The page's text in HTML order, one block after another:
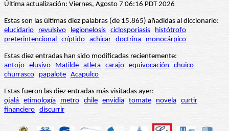
Última actualización: Viernes, Agosto 7 06:16 PDT 2026
Estas son las últimas diez palabras (de 15.865) añadidas al diccionario:
elucidario
revulsivo legionelosis ciclosporiasis
histótrofo
preterintencional críptido achicar doctrina monocárpico
Estas diez entradas han sido modificadas recientemente:
antojo elusivo Matilde atleta carajo equivocación
chuico
churrasco
papalote Acapulco
Estas fueron las diez entradas más visitadas ayer:
ojalá etimología metro chile envidia tomate novela curtir
financiero discurrir